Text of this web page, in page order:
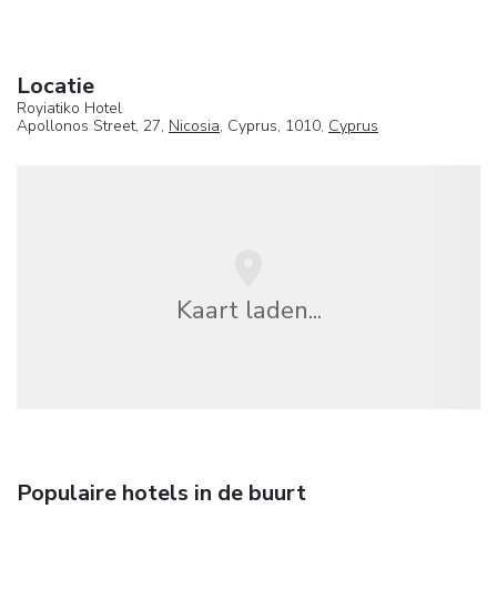
Locatie
Royiatiko Hotel
Apollonos Street, 27, Nicosia, Cyprus, 1010, Cyprus
Kaart laden...
Populaire hotels in de buurt